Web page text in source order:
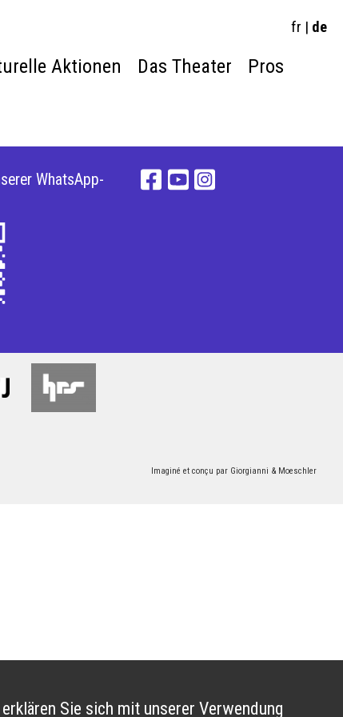
fr | de
Aktionen Das Theater Pros
WhatsApp-
Imaginé et conçu par Giorgianni & Moeschler
Sie sich mit unserer Verwendung